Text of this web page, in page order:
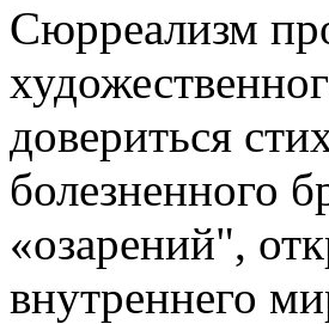
Сюрреализм
довериться
болезненного
«озарений",
внутреннего